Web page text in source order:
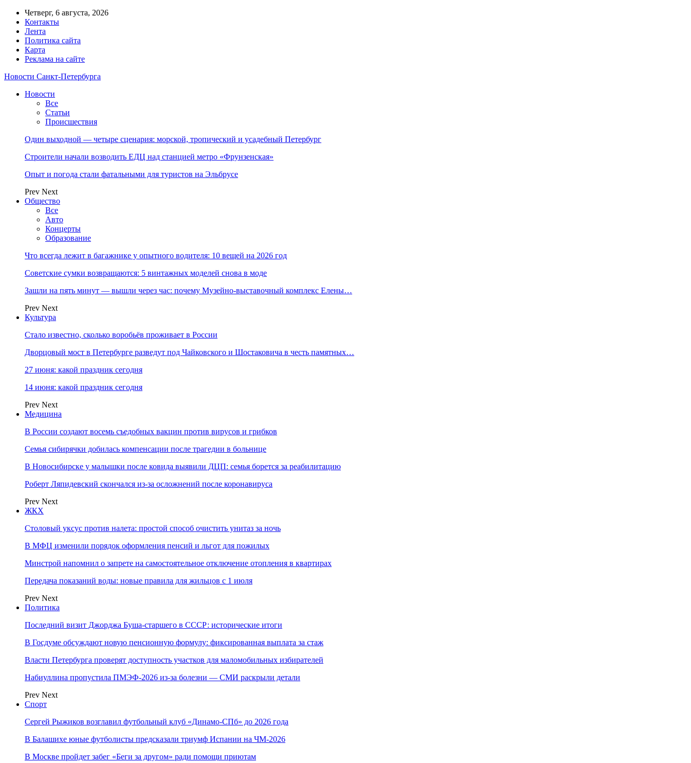
Четверг, 6 августа, 2026
Контакты
Лента
Политика сайта
Карта
Реклама на сайте
Новости Санкт-Петербурга
Новости
Все
Статьи
Происшествия
Один выходной — четыре сценария: морской, тропический и усадебный Петербург
Строители начали возводить ЕДЦ над станцией метро «Фрунзенская»
Опыт и погода стали фатальными для туристов на Эльбрусе
Prev Next
Общество
Все
Авто
Концерты
Образование
Что всегда лежит в багажнике у опытного водителя: 10 вещей на 2026 год
Советские сумки возвращаются: 5 винтажных моделей снова в моде
Зашли на пять минут — вышли через час: почему Музейно-выставочный комплекс Елены…
Prev Next
Культура
Стало известно, сколько воробьёв проживает в России
Дворцовый мост в Петербурге разведут под Чайковского и Шостаковича в честь памятных…
27 июня: какой праздник сегодня
14 июня: какой праздник сегодня
Prev Next
Медицина
В России создают восемь съедобных вакцин против вирусов и грибков
Семья сибирячки добилась компенсации после трагедии в больнице
В Новосибирске у малышки после ковида выявили ДЦП: семья борется за реабилитацию
Роберт Ляпидевский скончался из-за осложнений после коронавируса
Prev Next
ЖКХ
Столовый уксус против налета: простой способ очистить унитаз за ночь
В МФЦ изменили порядок оформления пенсий и льгот для пожилых
Минстрой напомнил о запрете на самостоятельное отключение отопления в квартирах
Передача показаний воды: новые правила для жильцов с 1 июля
Prev Next
Политика
Последний визит Джорджа Буша-старшего в СССР: исторические итоги
В Госдуме обсуждают новую пенсионную формулу: фиксированная выплата за стаж
Власти Петербурга проверят доступность участков для маломобильных избирателей
Набиуллина пропустила ПМЭФ-2026 из-за болезни — СМИ раскрыли детали
Prev Next
Спорт
Сергей Рыжиков возглавил футбольный клуб «Динамо-СПб» до 2026 года
В Балашихе юные футболисты предсказали триумф Испании на ЧМ-2026
В Москве пройдет забег «Беги за другом» ради помощи приютам